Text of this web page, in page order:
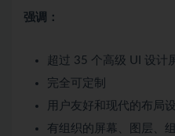
强调：
超过 35 个高级 UI 设计
完全可定制
用户友好和现代的布局设
有组织的屏幕、图层、